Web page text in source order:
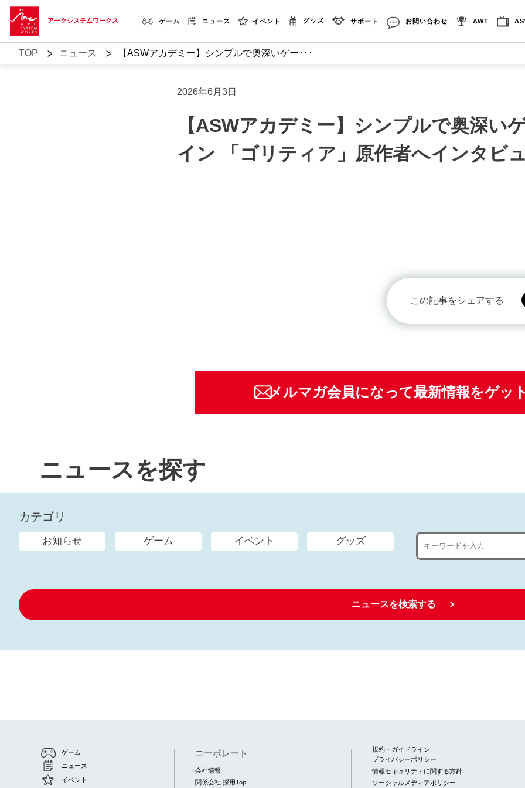
アークシステムワークス ゲーム ニュース イベント グッズ サポート お問い合わせ AWT
TOP > ニュース > 【ASWアカデミー】シンプルで奥深いゲー･･･
2026年6月3日
【ASWアカデミー】シンプルで奥深い
イン 「ゴリティア」原作者へインタビ
この記事をシェアする
メルマガ会員になって最新情報をゲッ
ニュースを探す
カテゴリ
お知らせ ゲーム イベント グッズ
ニュースを検索する
ゲーム
ニュース
イベント
コーポレート
会社情報
関係会社 採用Top
規約・ガイドライン
プライバシーポリシー
情報セキュリティに関する方針
ソーシャルメディアポリシー